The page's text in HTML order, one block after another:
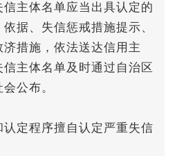
主体名单应当出具认定的
据、失信惩戒措施提示、
措施，依法送达信用主
主体名单及时通过自治区
公布。
定程序擅自认定严重失信